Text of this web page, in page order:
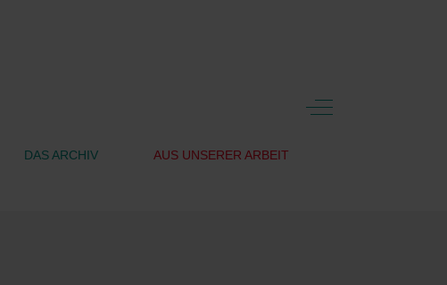
Off-Canvas Toggle
DAS ARCHIV AUS UNSERER ARBEIT